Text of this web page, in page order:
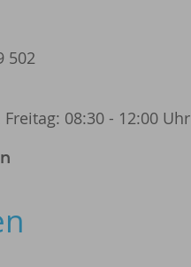
502
08:30 - 12:00 Uhr